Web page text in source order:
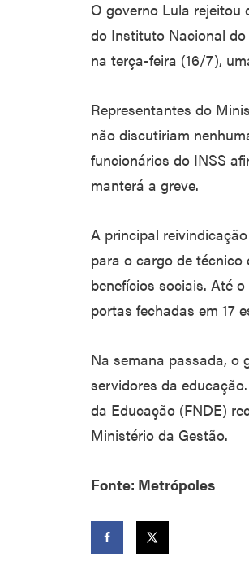
O governo Lula rejeitou
do Instituto Nacional do
na terça-feira (16/7),
Representantes do
não discutiriam
funcionários do INSS
manterá a greve.
A principal
para o cargo de
benefícios sociais. Até
portas fechadas em 17
Na semana passada, o
servidores da
da Educação (FNDE)
Ministério da Gestão.
Fonte: Metrópoles